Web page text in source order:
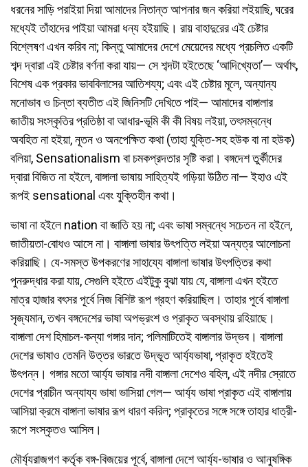
ধরনের সাড়ি পরাইয়া দিয়া আমাদের নিতান্ত আপনার জন করিয়া লইয়াছি, ঘরের
মধ্যেই তাঁহাদের পাইয়া আমরা ধন্য হইয়াছি। রায় বাহাদুরের এই চেষ্টার
বিশ্লেষণ এখন করিব না; কিন্তু আমাদের দেশে মেয়েদের মধ্যে প্রচলিত একটি
শব্দ দ্বারা এই চেষ্টার বর্ণনা করা যায়— সে শব্দটা হইতেছে ‘আদিখ্যেতা’— অর্থাৎ,
বিশেষ এক প্রকার ভাববিলাসের আতিশয্য; এবং এই চেষ্টার মূলে, অন্যান্য
মনোভাব ও চিন্তা ব্যতীত এই জিনিসটি দেখিতে পাই— আমাদের বাঙ্গালার
জাতীয় সংস্কৃতির প্রতিষ্ঠা বা আধার-ভূমি কী কী বিষয় লইয়া, তৎসম্বন্ধে
অবহিত না হইয়া, নূতন ও অনপেক্ষিত কথা (তাহা যুক্তি-সহ হউক বা না হউক)
বলিয়া, Sensationalism বা চমকপ্রদতার সৃষ্টি করা। বঙ্গদেশ তুর্কীদের
দ্বারা বিজিত না হইলে, বাঙ্গালা ভাষায় সাহিত্যই গড়িয়া উঠিত না— ইহাও এই
রূপই sensational এবং যুক্তিহীন কথা।
ভাষা না হইলে nation বা জাতি হয় না; এবং ভাষা সম্বন্ধে সচেতন না হইলে,
জাতীয়তা-বোধও আসে না। বাঙ্গালা ভাষার উৎপত্তি লইয়া অন্যত্র আলোচনা
করিয়াছি। যে-সমস্ত উপকরণের সাহায্যে বাঙ্গালা ভাষার উৎপত্তির কথা
পুনরুদ্ধার করা যায়, সেগুলি হইতে এইটুকু বুঝা যায় যে, বাঙ্গালা এখন হইতে
মাত্র হাজার বৎসর পূর্বে নিজ বিশিষ্ট রূপ গ্রহণ করিয়াছিল। তাহার পূর্বে বাঙ্গালা
সৃজ্যমান, তখন বঙ্গদেশের ভাষা অপভ্রংশ ও প্রাকৃত অবস্থায় রহিয়াছে।
বাঙ্গালা দেশ হিমাচল-কন্যা গঙ্গার দান; পলিমাটিতেই বাঙ্গালার উদ্ভব। বাঙ্গালা
দেশের ভাষাও তেমনি উত্তর ভারতে উদ্ভূত আর্য্যভাষা, প্রাকৃত হইতেই
উৎপন্ন। গঙ্গার মতো আর্য্য ভাষার নদী বাঙ্গালা দেশেও বহিল, এই নদীর স্রোতে
দেশের প্রাচীন অন্যায্য ভাষা ভাসিয়া গেল— আর্য্য ভাষা প্রাকৃত এই বাঙ্গালায়
আসিয়া ক্রমে বাঙ্গালা ভাষার রূপ ধারণ করিল; প্রাকৃতের সঙ্গে সঙ্গে তাহার ধাত্রী-
রূপে সংস্কৃতও আসিল।
মৌর্য্যরাজগণ কর্তৃক বঙ্গ-বিজয়ের পূর্বে, বাঙ্গালা দেশে আর্য্য-ভাষার ও আনুষঙ্গিক